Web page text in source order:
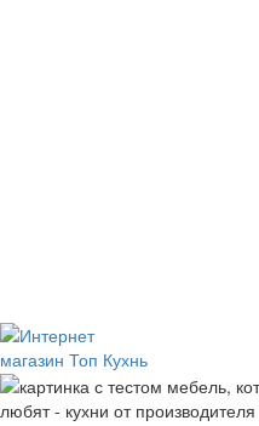
любят - кухни от производителя